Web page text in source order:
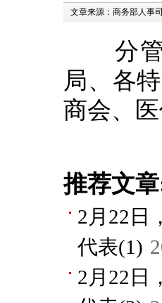
文章来源： 商务部人事司
分管
局、各
商会、
推荐文
2月22日
代表(1)
2月22日